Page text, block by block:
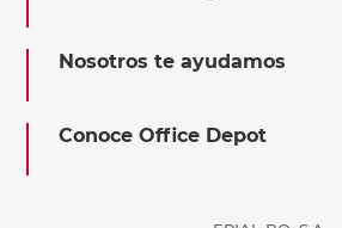
Nosotros te ayudamos
Conoce Office Depot